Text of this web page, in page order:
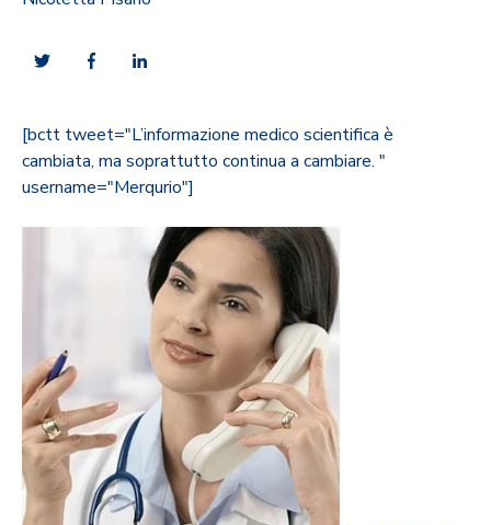
[bctt tweet="L’informazione medico scientifica è
cambiata, ma soprattutto continua a cambiare. "
username="Merqurio"]